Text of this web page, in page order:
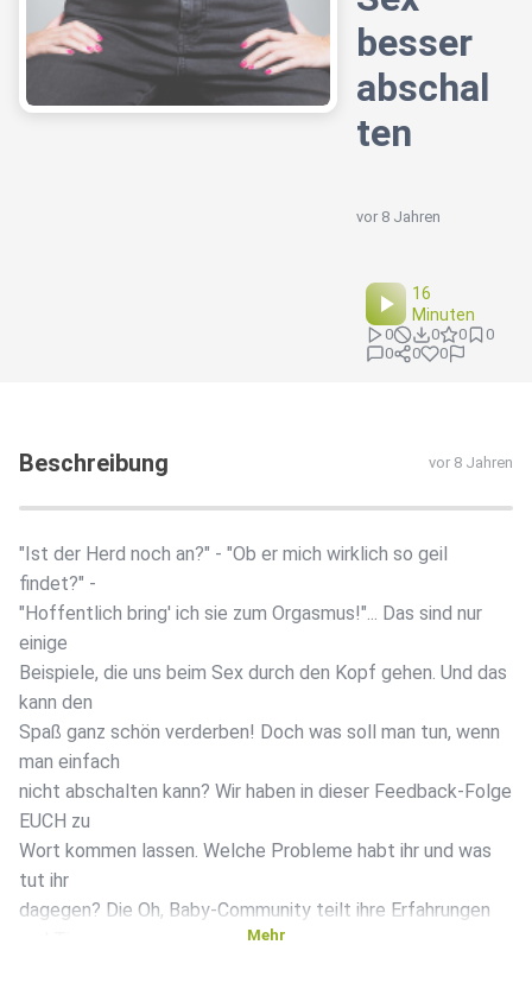
besser
abschal
ten
vor 8 Jahren
16
Minuten
0 0 0
0
0
0 0
Beschreibung vor 8 Jahren
"Ist der Herd noch an?" - "Ob er mich wirklich so geil
findet?" -
"Hoffentlich bring' ich sie zum Orgasmus!"... Das sind nur
einige
Beispiele, die uns beim Sex durch den Kopf gehen. Und das
kann den
Spaß ganz schön verderben! Doch was soll man tun, wenn
man einfach
nicht abschalten kann? Wir haben in dieser Feedback-Folge
EUCH zu
Wort kommen lassen. Welche Probleme habt ihr und was
tut ihr
dagegen? Die Oh, Baby-Community teilt ihre Erfahrungen
Mehr